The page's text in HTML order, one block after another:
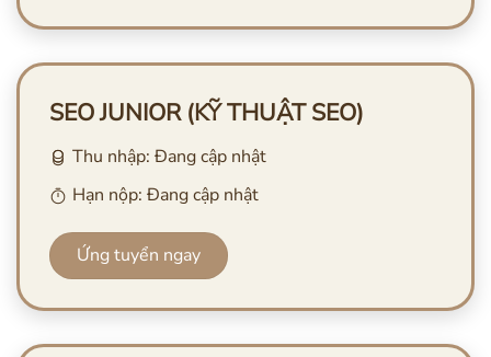
SEO JUNIOR (KỸ THUẬT SEO)
Thu nhập: Đang cập nhật
Hạn nộp: Đang cập nhật
Ứng tuyển ngay